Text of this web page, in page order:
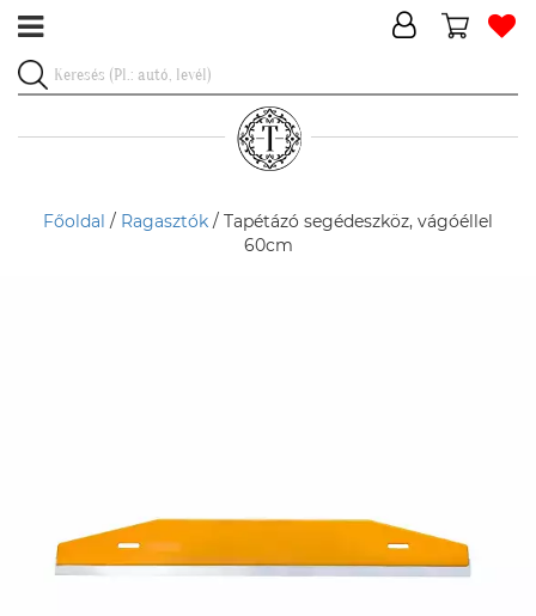
Főoldal / Ragasztók / Tapétázó segédeszköz, vágóéllel
60cm